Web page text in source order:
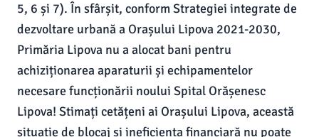
5, 6 și 7). În sfârșit, conform Strategiei integrate de
dezvoltare urbană a Orașului Lipova 2021-2030,
Primăria Lipova nu a alocat bani pentru
achiziționarea aparaturii și echipamentelor
necesare funcționării noului Spital Orășenesc
Lipova! Stimați cetățeni ai Orașului Lipova, această
situație de blocaj și ineficiența financiară nu poate